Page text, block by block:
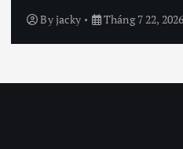
Byjacky Tháng 7 22, 2026